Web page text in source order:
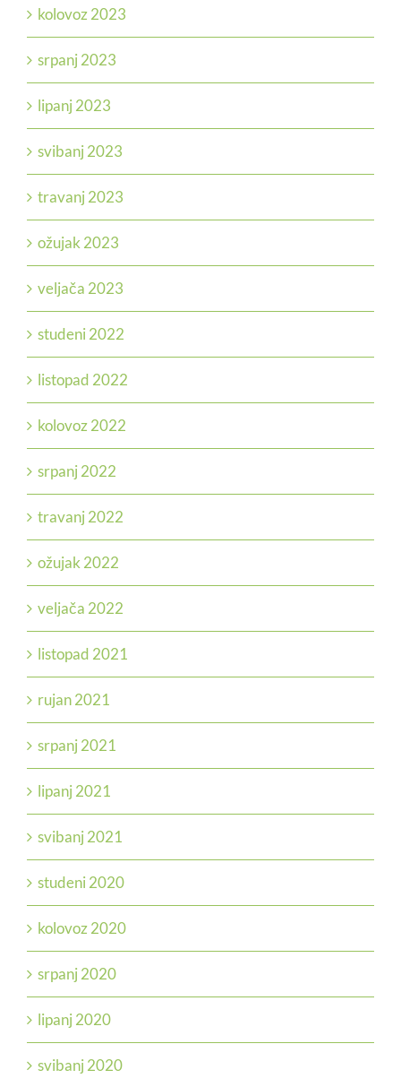
kolovoz 2023
srpanj 2023
lipanj 2023
svibanj 2023
travanj 2023
ožujak 2023
veljača 2023
studeni 2022
listopad 2022
kolovoz 2022
srpanj 2022
travanj 2022
ožujak 2022
veljača 2022
listopad 2021
rujan 2021
srpanj 2021
lipanj 2021
svibanj 2021
studeni 2020
kolovoz 2020
srpanj 2020
lipanj 2020
svibanj 2020